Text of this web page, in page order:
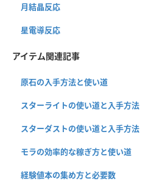
月結晶反応
星電導反応
アイテム関連記事
原石の入手方法と使い道
スターライトの使い道と入手方法
スターダストの使い道と入手方法
モラの効率的な稼ぎ方と使い道
経験値本の集め方と必要数